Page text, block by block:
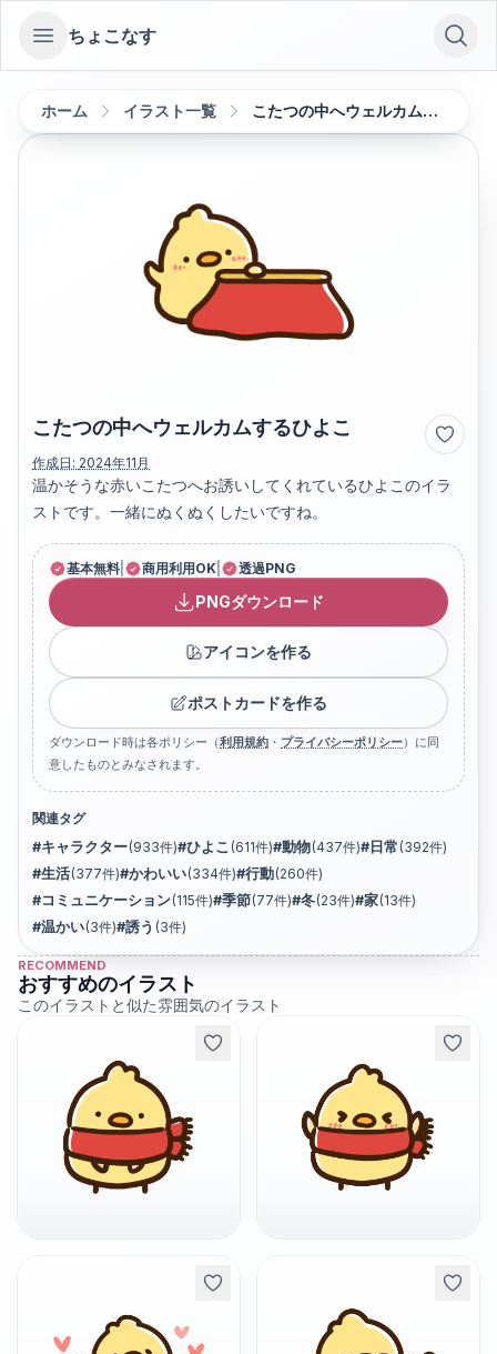
Open sidebar
ちょこなす
ホーム イラスト一覧 こたつの中へウェルカムするひよこ
こたつの中へウェルカムするひよこ
作成日: 2024年11月
温かそうな赤いこたつへお誘いしてくれているひよこのイラ
ストです。一緒にぬくぬくしたいですね。
基本無料 商用利用OK 透過PNG
PNGダウンロード
アイコンを作る
ポストカードを作る
ダウンロード時は各ポリシー（利用規約 ・ プライバシーポリシー）に同
意したものとみなされます。
関連タグ
#キャラクター(933件)#ひよこ (611件)#動物(437件)# 日常 (392件)
#生活(377件)#かわいい(334件)#行動(260件)
#コミュニケーション(115件)#季節(77件)#冬(23件)#家(13件)
#温かい(3件)#誘う (3件)
RECOMMEND
おすすめのイラスト
このイラストと似た雰囲気のイラスト